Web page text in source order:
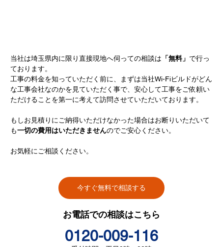
当社は埼玉県内に限り直接現地へ伺っての相談は 「無料」 で行っ
ております。
工事の料金を知っていただく前に、まずは当社Wi-Fiビルドがどん
な工事会社なのかを見ていただく事で、安心して工事をご依頼い
ただけることを第一に考えて訪問させていただいております。
もしお見積りにご納得いただけなかった場合はお断りいただいて
も一切の費用はいただきませんのでご安心ください。
お気軽にご相談ください。
今すぐ無料で相談する
お電話での相談はこちら
0120-009-116